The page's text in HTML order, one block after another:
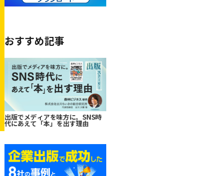
おすすめ記事
出版でメディアを味方に。SNS時
代にあえて「本」を出す理由